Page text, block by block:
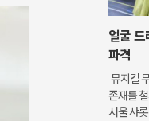
얼굴
파격
뮤지컬
존재를
서울 샤